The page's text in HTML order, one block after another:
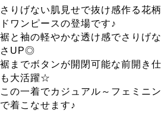
さりげない肌見せで抜け感作る花
ドワンピースの登場です♪
裾と袖の軽やかな透け感でさりげ
さUP◎
裾までボタンが開閉可能な前開き
も大活躍☆
この一着でカジュアル～フェミニ
で着こなせます♪